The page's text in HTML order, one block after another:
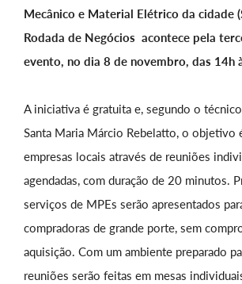
Mecânico e Material Elétrico da cidade
Rodada de Negócios acontece pela
evento, no dia 8 de novembro, das 14h
A iniciativa é gratuita e, segundo o
Santa Maria Márcio Rebelatto, o objetivo
empresas locais através de reuniões
agendadas, com duração de 20 minutos.
serviços de MPEs serão apresentados
compradoras de grande porte, sem
aquisição. Com um ambiente preparado
reuniões serão feitas em mesas